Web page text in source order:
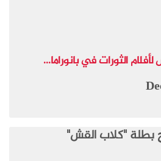
الثورات في بانوراما...